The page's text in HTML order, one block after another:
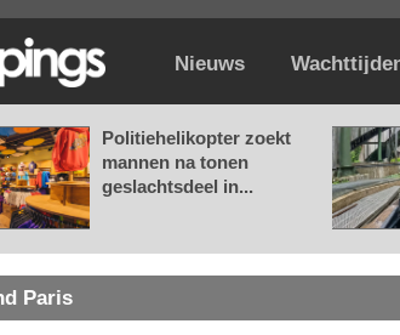
Nieuws
Politiehelikopter zoekt
mannen na tonen
geslachtsdeel in...
Paris